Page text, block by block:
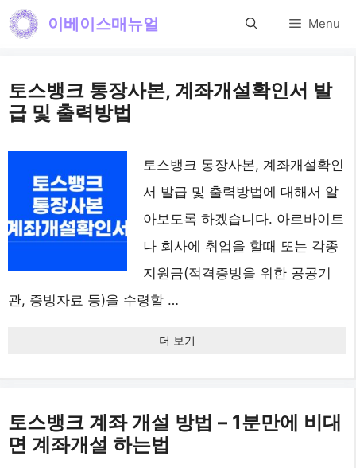
컨
로
건
너
이베이스매뉴얼 Menu
토스뱅크 통장사본, 계좌개설확인서 발
급 및 출력방법
토스뱅크 통장사본, 계좌개설확인
서 발급 및 출력방법에 대해서 알
아보도록 하겠습니다. 아르바이트
나 회사에 취업을 할때 또는 각종
지원금(적격증빙을 위한 공공기
관, 증빙자료 등)을 수령할 …
더 보기
토스뱅크 계좌 개설 방법 – 1분만에 비대
면 계좌개설 하는법